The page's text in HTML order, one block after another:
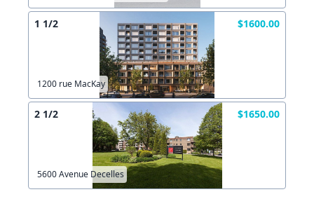
1 1/2 $1600.00
1200 rue MacKay
2 1/2 $1650.00
5600 Avenue Decelles